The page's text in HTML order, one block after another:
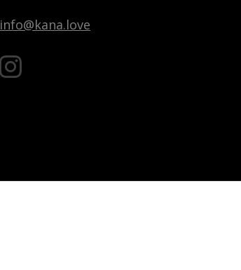
info@kana.love